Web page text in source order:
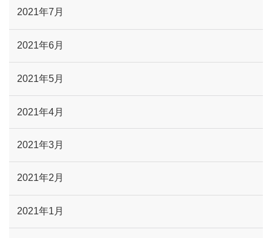
2021年7月
2021年6月
2021年5月
2021年4月
2021年3月
2021年2月
2021年1月